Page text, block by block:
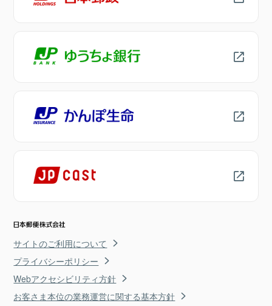
サイトのご利用について
プライバシーポリシー
Webアクセシビリティ方針
お客さま本位の業務運営に関する基本方針